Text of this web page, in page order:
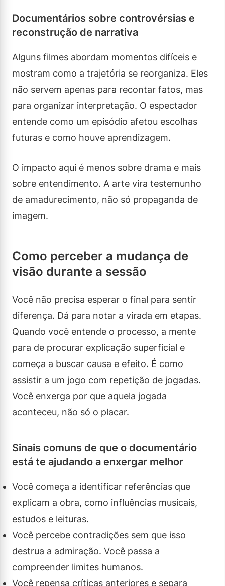
Documentários sobre controvérsias e
reconstrução de narrativa
Alguns filmes abordam momentos difíceis e
mostram como a trajetória se reorganiza. Eles
não servem apenas para recontar fatos, mas
para organizar interpretação. O espectador
entende como um episódio afetou escolhas
futuras e como houve aprendizagem.
O impacto aqui é menos sobre drama e mais
sobre entendimento. A arte vira testemunho
de amadurecimento, não só propaganda de
imagem.
Como perceber a mudança de
visão durante a sessão
Você não precisa esperar o final para sentir
diferença. Dá para notar a virada em etapas.
Quando você entende o processo, a mente
para de procurar explicação superficial e
começa a buscar causa e efeito. É como
assistir a um jogo com repetição de jogadas.
Você enxerga por que aquela jogada
aconteceu, não só o placar.
Sinais comuns de que o documentário
está te ajudando a enxergar melhor
Você começa a identificar referências que
explicam a obra, como influências musicais,
estudos e leituras.
Você percebe contradições sem que isso
destrua a admiração. Você passa a
compreender limites humanos.
Você repensa críticas anteriores e separa